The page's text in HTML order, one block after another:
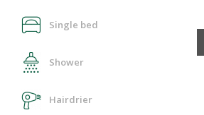
Single bed
Shower
Hairdrier